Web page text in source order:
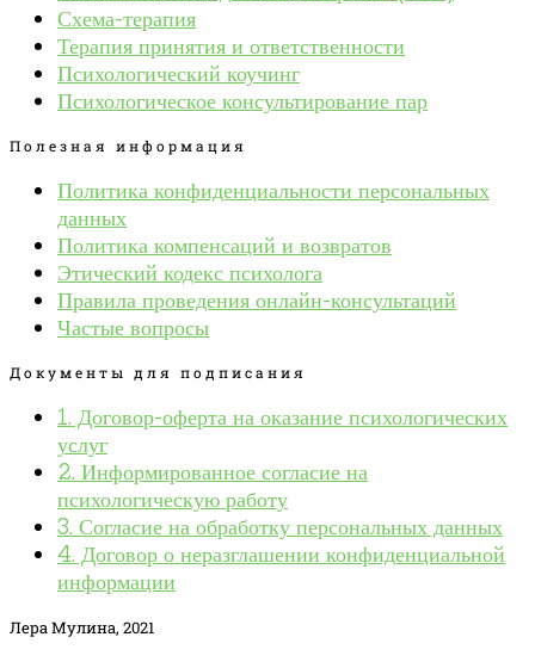
Схема-терапия
Терапия принятия и ответственности
Психологический коучинг
Психологическое консультирование пар
Полезная информация
Политика конфиденциальности персональных
данных
Политика компенсаций и возвратов
Этический кодекс психолога
Правила проведения онлайн-консультаций
Частые вопросы
Документы для подписания
1. Договор-оферта на оказание психологических
услуг
2. Информированное согласие на
психологическую работу
3. Согласие на обработку персональных данных
4. Договор о неразглашении конфиденциальной
информации
Лера Мулина, 2021